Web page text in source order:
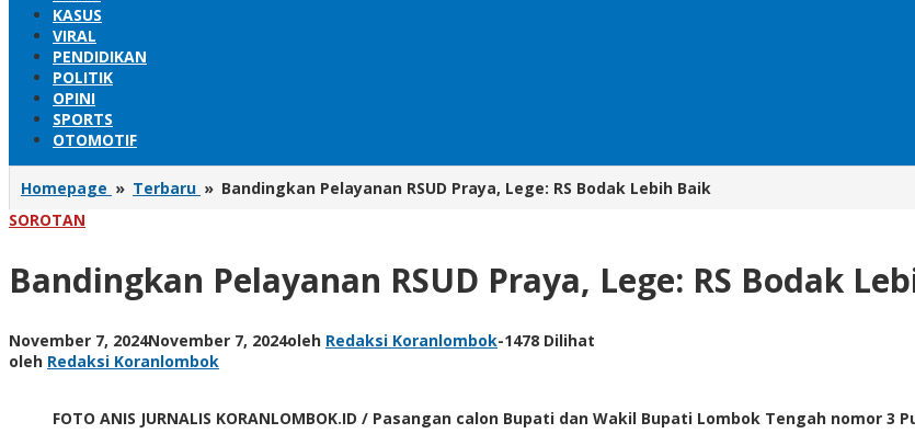
KASUS
VIRAL
PENDIDIKAN
POLITIK
OPINI
SPORTS
OTOMOTIF
Homepage » Terbaru » Bandingkan Pelayanan RSUD Praya, Lege: RS Bodak Lebih Baik
SOROTAN
Bandingkan Pelayanan RSUD Praya, Lege: RS Bodak
November 7, 2024November 7, 2024oleh Redaksi Koranlombok-1478 Dilihat
oleh Redaksi Koranlombok
FOTO ANIS JURNALIS KORANLOMBOK.ID / Pasangan calon Bupati dan Wakil Bupati Lombok Tengah nomor 3